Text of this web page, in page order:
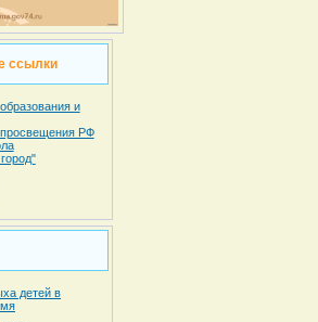
ссылки
и
РФ
детей в